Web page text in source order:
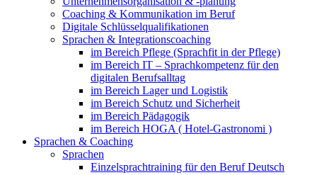
Coaching & Kommunikation im Beruf
Digitale Schlüsselqualifikationen
Sprachen & Integrationscoaching
im Bereich Pflege (Sprachfit in der Pflege)
im Bereich IT – Sprachkompetenz für den
digitalen Berufsalltag
im Bereich Lager und Logistik
im Bereich Schutz und Sicherheit
im Bereich Pädagogik
im Bereich HOGA ( Hotel-Gastronomi )
Sprachen & Coaching
Sprachen
Einzelsprachtraining für den Beruf Deutsch